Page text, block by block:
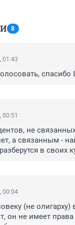
8
01:43
00:51
не
а связанным -
в своих
00:04
(не олигарху)
он не имеет